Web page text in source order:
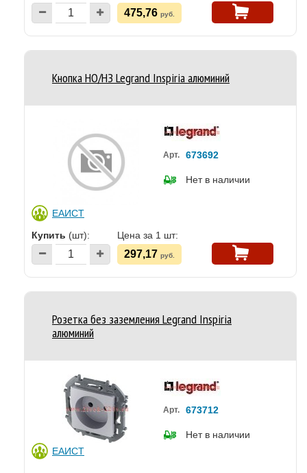
475,76 руб.
Кнопка НО/НЗ Legrand Inspiria алюминий
ЕАИСТ
Арт. 673692
Нет в наличии
Купить (шт): Цена за 1 шт:
297,17 руб.
Розетка без заземления Legrand Inspiria
алюминий
ЕАИСТ
Арт. 673712
Нет в наличии